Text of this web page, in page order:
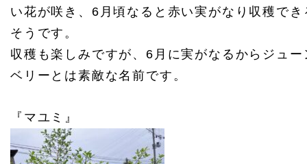
い花が咲き、6月頃なると赤い実がなり収穫でき
そうです。
収穫も楽しみですが、6月に実がなるからジュー
ベリーとは素敵な名前です。
『マユミ』